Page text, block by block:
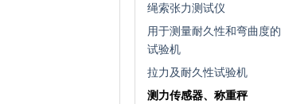
绳索张力测试仪
用于测量耐久性和弯曲度的
试验机
拉力及耐久性试验机
测力传感器、称重秤